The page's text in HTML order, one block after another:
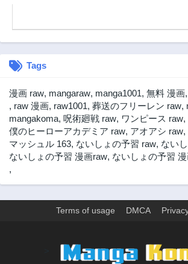
Tags
漫画 raw, mangaraw, manga1001, 無料 漫画,
, raw 漫画, raw1001, 葬送のフリーレン raw,
mangakoma, 呪術廻戦 raw, ワンピース raw,
僕のヒーローアカデミア raw, アオアシ raw,
マッシュル 163, ないしょの予習 raw, ない
ないしょの予習 漫画raw, ないしょの予習
,
Terms of usage DMCA